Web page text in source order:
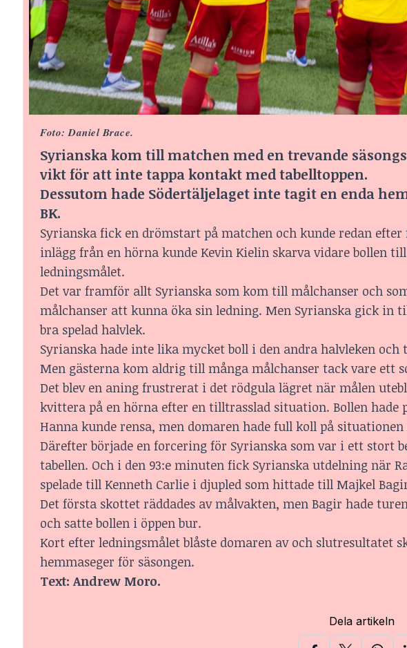
Foto: Daniel Brace.
Syrianska kom till matchen med en trevande
vikt för att inte tappa kontakt med tabelltoppen.
Dessutom hade Södertäljelaget inte tagit en enda
BK.
Syrianska fick en drömstart på matchen och kunde redan
inlägg från en hörna kunde Kevin Kielin skarva vidare bollen
ledningsmålet.
Det var framför allt Syrianska som kom till målchanser och
målchanser att kunna öka sin ledning. Men Syrianska gick in
bra spelad halvlek.
Syrianska hade inte lika mycket boll i den andra halvleken
Men gästerna kom aldrig till många målchanser tack vare ett
Det blev en aning frustrerat i det rödgula lägret när målen
kvittera på en hörna efter en tilltrasslad situation. Bollen
Hanna kunde rensa, men domaren hade full koll på
Därefter började en forcering för Syrianska som var i ett stort
tabellen. Och i den 93:e minuten fick Syrianska utdelning när
spelade till Kenneth Carlie i djupled som hittade till Majkel
Det första skottet räddades av målvakten, men Bagir hade
och satte bollen i öppen bur.
Kort efter ledningsmålet blåste domaren av och slutresultatet
hemmaseger för säsongen.
Text:Andrew Moro.
Dela artikeln